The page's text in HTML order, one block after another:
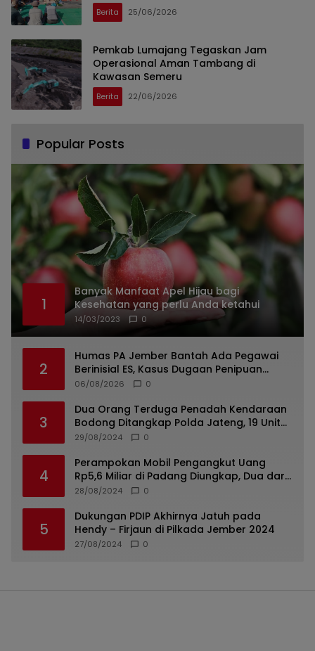
Berita 25/06/2026
Pemkab Lumajang Tegaskan Jam
Operasional Aman Tambang di
Kawasan Semeru
Berita 22/06/2026
Popular Posts
1
Banyak Manfaat Apel Hijau bagi
Kesehatan yang perlu Anda ketahui
14/03/2023 0
2
Humas PA Jember Bantah Ada Pegawai
Berinisial ES, Kasus Dugaan Penipuan
Mencuat
06/08/2026 0
3
Dua Orang Terduga Penadah Kendaraan
Bodong Ditangkap Polda Jateng, 19 Unit
Roda Empat Diamankan
29/08/2024 0
4
Perampokan Mobil Pengangkut Uang
Rp5,6 Miliar di Padang Diungkap, Dua dari
Tiga Tersangka Merupakan Oknum Polisi
28/08/2024 0
5
Dukungan PDIP Akhirnya Jatuh pada
Hendy – Firjaun di Pilkada Jember 2024
27/08/2024 0